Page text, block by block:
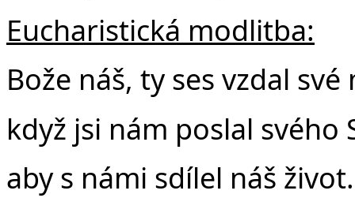
Eucharistická modlitba:
Bože náš, ty ses vzdal své
když jsi nám poslal svého
aby s námi sdílel náš život.